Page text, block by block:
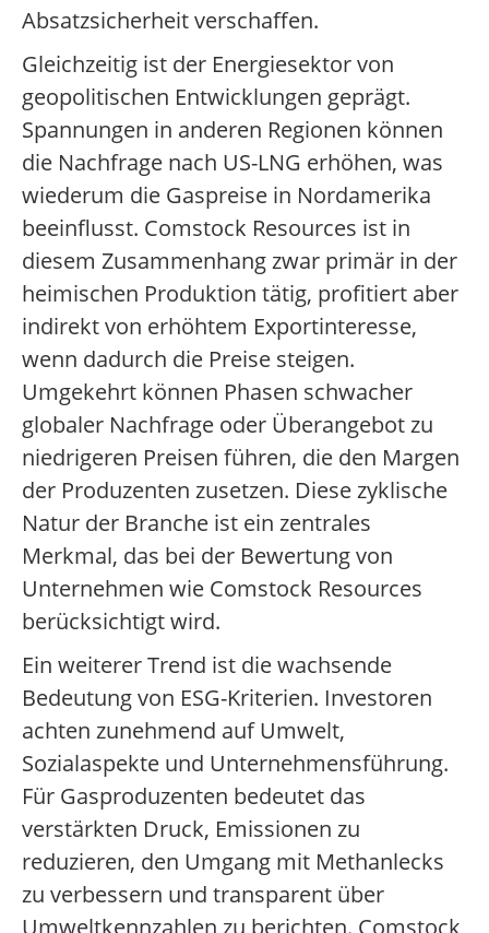
Absatzsicherheit verschaffen.
Gleichzeitig ist der Energiesektor von
geopolitischen Entwicklungen geprägt.
Spannungen in anderen Regionen können
die Nachfrage nach US-LNG erhöhen, was
wiederum die Gaspreise in Nordamerika
beeinflusst. Comstock Resources ist in
diesem Zusammenhang zwar primär in der
heimischen Produktion tätig, profitiert aber
indirekt von erhöhtem Exportinteresse,
wenn dadurch die Preise steigen.
Umgekehrt können Phasen schwacher
globaler Nachfrage oder Überangebot zu
niedrigeren Preisen führen, die den Margen
der Produzenten zusetzen. Diese zyklische
Natur der Branche ist ein zentrales
Merkmal, das bei der Bewertung von
Unternehmen wie Comstock Resources
berücksichtigt wird.
Ein weiterer Trend ist die wachsende
Bedeutung von ESG-Kriterien. Investoren
achten zunehmend auf Umwelt,
Sozialaspekte und Unternehmensführung.
Für Gasproduzenten bedeutet das
verstärkten Druck, Emissionen zu
reduzieren, den Umgang mit Methanlecks
zu verbessern und transparent über